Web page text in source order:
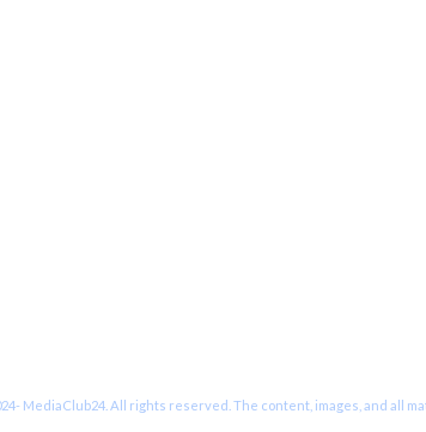
MediaClub24. All rights reserved. The content, images, and all